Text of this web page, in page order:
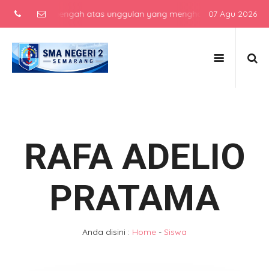
menengah atas unggulan yang menghasilkan lulusan
07 Agu 2026
RAFA ADELIO
PRATAMA
Anda disini : Home - Siswa